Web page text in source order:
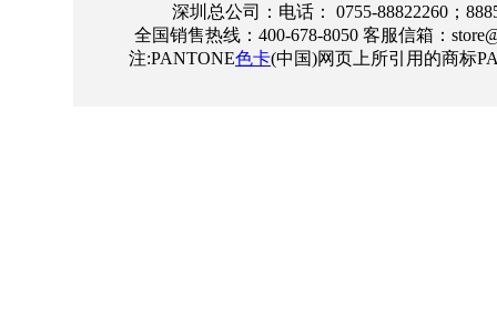
深圳总公司：电话： 0755-88822260；
全国销售热线：400-678-8050 客服信箱：
注:PANTONE色卡(中国)网页上所引用的商标